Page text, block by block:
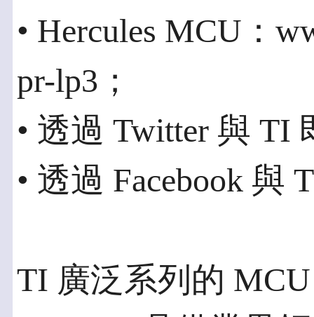
• Hercules MCU：
pr-lp3；
• 透過 Twitter 與 TI
• 透過 Facebook 與
TI 廣泛系列的